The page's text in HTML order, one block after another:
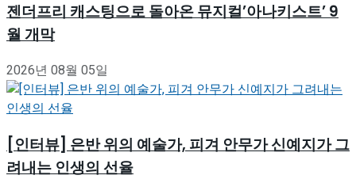
젠더프리 캐스팅으로 돌아온 뮤지컬’아나키스트’ 9
월 개막
2026년 08월 05일
[인터뷰] 은반 위의 예술가, 피겨 안무가 신예지가 그
려내는 인생의 선율